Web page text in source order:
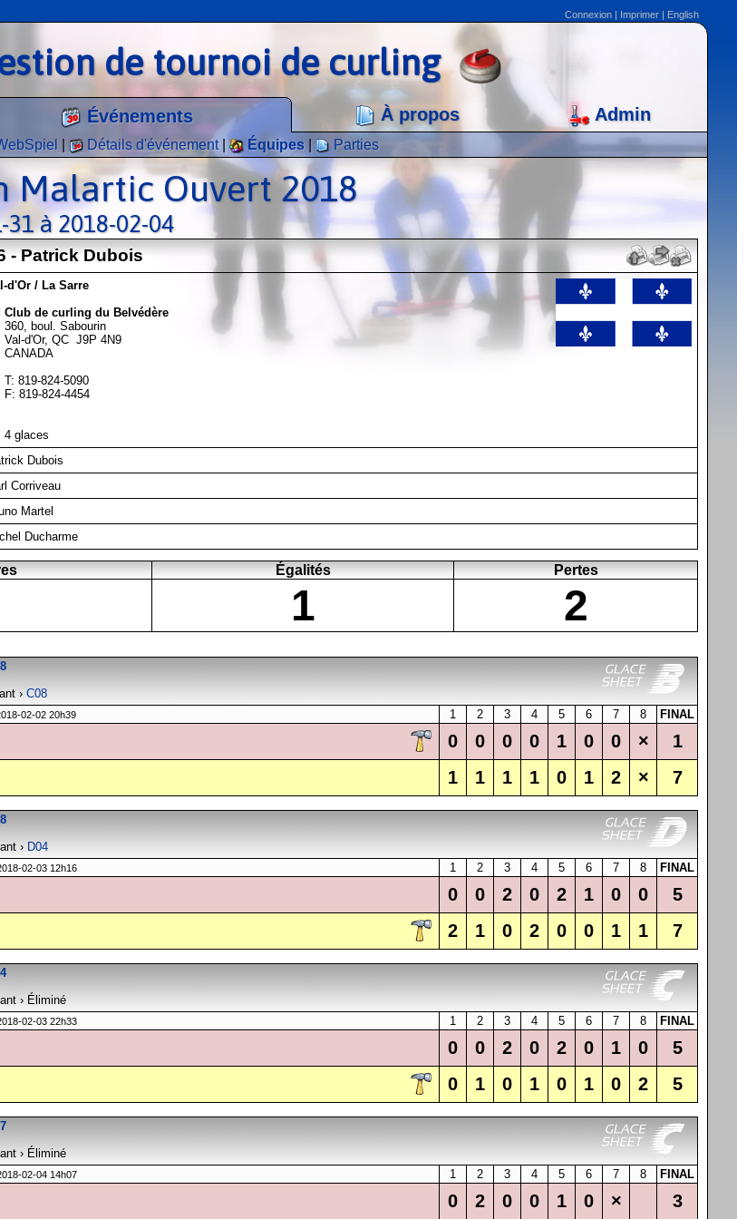
Connexion | Imprimer | English
de tournoi de curling
Événements À propos Admin
Détails d'événement| Équipes Parties
Malartic Ouvert 2018
31 à 2018-02-04
- Patrick Dubois
d'Or / La Sarre
Club de curling du Belvédère
360, boul. Sabourin
Val-d'Or, QC J9P 4N9
CANADA
T: 819-824-5090
F: 819-824-4454
4 glaces
Dubois
Corriveau
Martel
Ducharme
Égalités Pertes
1 2
› C08
02-02 20h39 1 2 3 4 5 6 7 8 FINAL
0 0 0 0 1 0 0 ×
1
1 1 1 1 0 1 2 × 7
› D04
02-03 12h16 1 2 3 4 5 6 7 8 FINAL
0 0 2 0 2 1 0 0
5
2 1 0 2 0 0 1 1 7
› Éliminé
02-03 22h33 1 2 3 4 5 6 7 8 FINAL
0 0 2 0 2 0 1 0
5
0 1 0 1 0 1 0 2 5
› Éliminé
02-04 14h07 1 2 3 4 5 6 7 8 FINAL
0 2 0 0 1 0 × 3